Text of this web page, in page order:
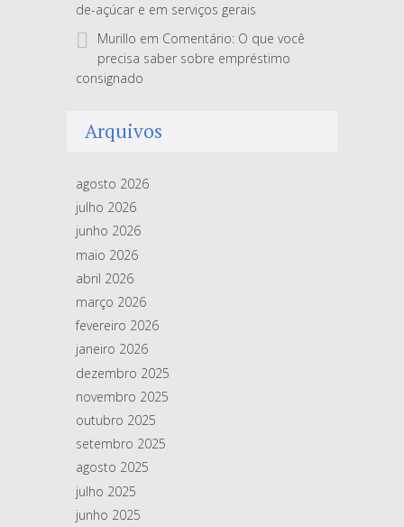
de-açúcar e em serviços gerais
Murillo em Comentário: O que você
precisa saber sobre empréstimo
consignado
Arquivos
agosto 2026
julho 2026
junho 2026
maio 2026
abril 2026
março 2026
fevereiro 2026
janeiro 2026
dezembro 2025
novembro 2025
outubro 2025
setembro 2025
agosto 2025
julho 2025
junho 2025